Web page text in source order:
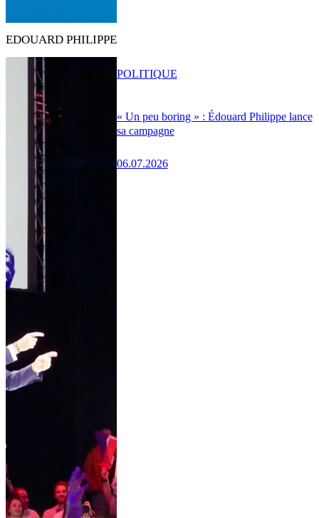
EDOUARD PHILIPPE
« Un peu boring » : Édouard Philippe lance
sa campagne
06.07.2026
POLITIQUE